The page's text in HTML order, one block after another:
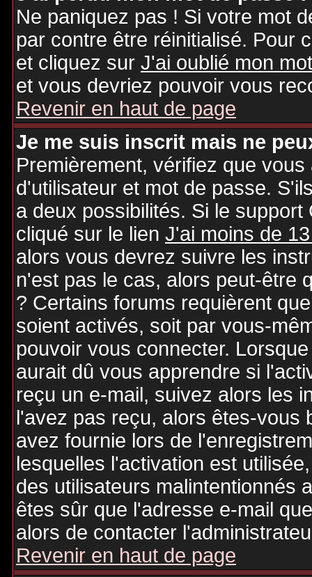
Ne paniquez pas ! Si votre mot
par contre être réinitialisé. Pour
et cliquez surJ'ai oublié mon
et vous devriez pouvoir vous
Revenir en haut de page
Je me suis inscrit mais ne
Premièrement, vérifiez que
d'utilisateur et mot de passe.
a deux possibilités. Si le
cliqué sur le lienJ'ai moins de
alors vous devrez suivre les
n'est pas le cas, alors peut-être
? Certains forums requièrent
soient activés, soit par vous-
pouvoir vous connecter.
aurait dû vous apprendre si
reçu un e-mail, suivez alors les
l'avez pas reçu, alors êtes-vous
avez fournie lors de
lesquelles l'activation est
des utilisateurs malintentionnés
êtes sûr que l'adresse e-mail
alors de contacter
Revenir en haut de page